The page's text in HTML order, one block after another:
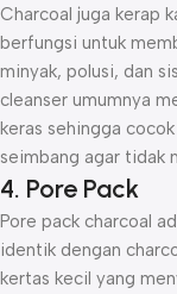
Charcoal juga kerap
berfungsi untuk
minyak, polusi, dan
cleanser umumnya
keras sehingga
seimbang agar tidak
4. Pore Pack
Pore pack charcoal
identik dengan
kertas kecil yang